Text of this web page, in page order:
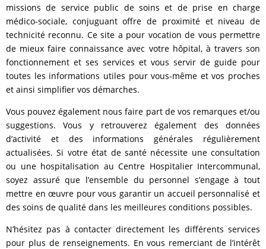
missions de service public de soins et de prise en charge
médico-sociale, conjuguant offre de proximité et niveau de
technicité reconnu. Ce site a pour vocation de vous permettre
de mieux faire connaissance avec votre hôpital, à travers son
fonctionnement et ses services et vous servir de guide pour
toutes les informations utiles pour vous-même et vos proches
et ainsi simplifier vos démarches.
Vous pouvez également nous faire part de vos remarques et/ou
suggestions. Vous y retrouverez également des données
d’activité et des informations générales régulièrement
actualisées. Si votre état de santé nécessite une consultation
ou une hospitalisation au Centre Hospitalier Intercommunal,
soyez assuré que l’ensemble du personnel s’engage à tout
mettre en œuvre pour vous garantir un accueil personnalisé et
des soins de qualité dans les meilleures conditions possibles.
N’hésitez pas à contacter directement les différents services
pour plus de renseignements. En vous remerciant de l’intérêt